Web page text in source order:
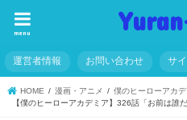
menu
運営者情報 お問い合わせ サ
HOME 漫画・アニメ
僕のヒーローアカデ
【僕のヒーローアカデミア】326話「お前は誰